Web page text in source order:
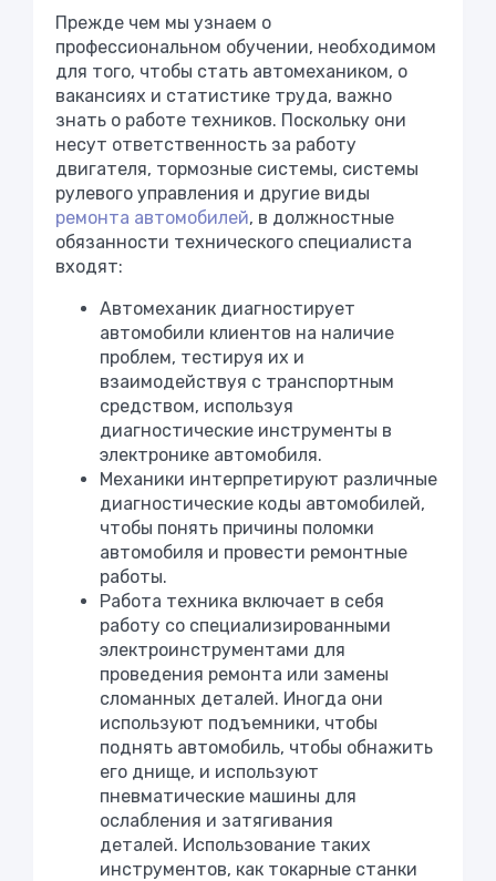
Прежде чем мы узнаем о
профессиональном обучении, необходимом
для того, чтобы стать автомехаником, о
вакансиях и статистике труда, важно
знать о работе техников. Поскольку они
несут ответственность за работу
двигателя, тормозные системы, системы
рулевого управления и другие виды
ремонта автомобилей, в должностные
обязанности технического специалиста
входят:
Автомеханик диагностирует
автомобили клиентов на наличие
проблем, тестируя их и
взаимодействуя с транспортным
средством, используя
диагностические инструменты в
электронике автомобиля.
Механики интерпретируют различные
диагностические коды автомобилей,
чтобы понять причины поломки
автомобиля и провести ремонтные
работы.
Работа техника включает в себя
работу со специализированными
электроинструментами для
проведения ремонта или замены
сломанных деталей. Иногда они
используют подъемники, чтобы
поднять автомобиль, чтобы обнажить
его днище, и используют
пневматические машины для
ослабления и затягивания
деталей. Использование таких
инструментов, как токарные станки